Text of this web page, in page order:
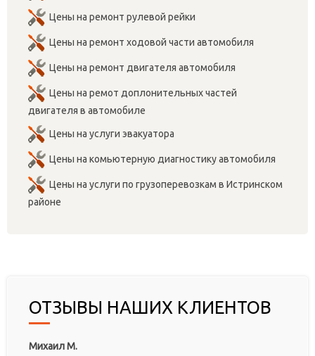
Цены на ремонт рулевой рейки
Цены на ремонт ходовой части автомобиля
Цены на ремонт двигателя автомобиля
Цены на ремот доплонительных частей
двигателя в автомобиле
Цены на услуги эвакуатора
Цены на комьютерную диагностику автомобиля
Цены на услуги по грузоперевозкам в Истринском
районе
ОТЗЫВЫ НАШИХ КЛИЕНТОВ
Михаил М.